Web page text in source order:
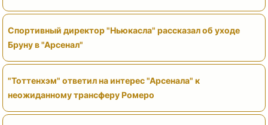
Спортивный директор "Ньюкасла" рассказал об уходе
Бруну в "Арсенал"
"Тоттенхэм" ответил на интерес "Арсенала" к
неожиданному трансферу Ромеро